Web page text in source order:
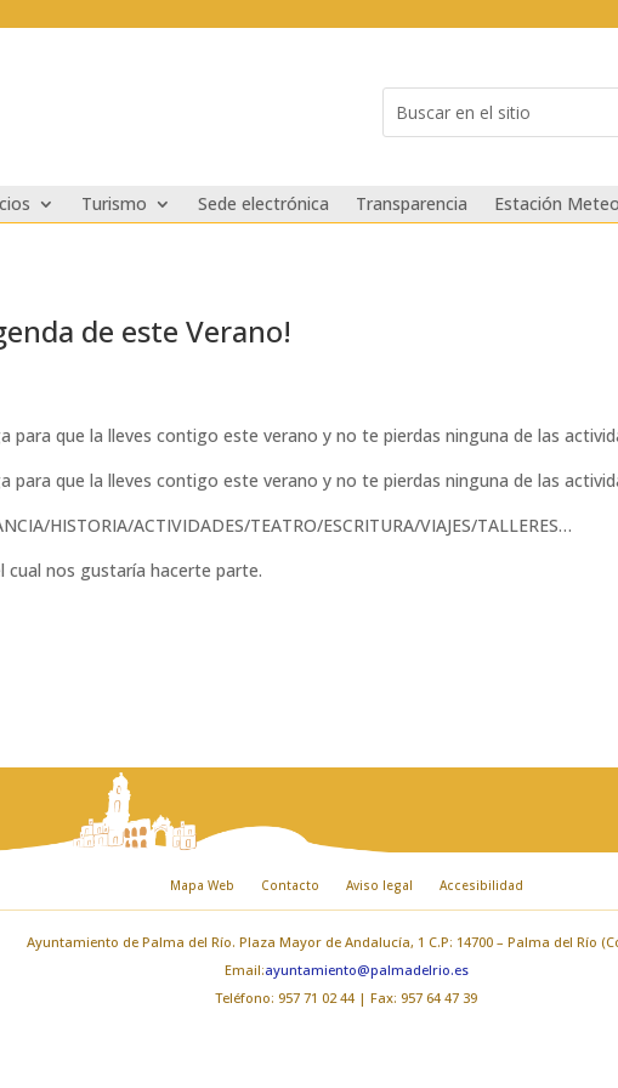
for...
Turismo Sede electrónica Transparencia Estación
de este Verano!
para que la lleves contigo este verano y no te pierdas ninguna de las
para que la lleves contigo este verano y no te pierdas ninguna de las
HISTORIA/ACTIVIDADES/TEATRO/ESCRITURA/VIAJES/TALLERES…
nos gustaría hacerte parte.
Mapa Web Contacto Aviso legal Accesibilidad
Ayuntamiento de Palma del Río. Plaza Mayor de Andalucía, 1 C.P: 14700 – Palma del Río
Email:ayuntamiento@palmadelrio.es
Teléfono: 957 71 02 44 | Fax: 957 64 47 39